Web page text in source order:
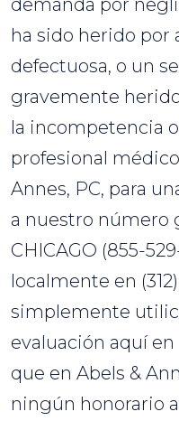
demanda por
ha sido herido por
defectuosa, o un
gravemente
la incompetencia
profesional
Annes, PC, para
a nuestro número
CHICAGO (855-
localmente en
simplemente
evaluación aquí
que en Abels &
ningún honorario